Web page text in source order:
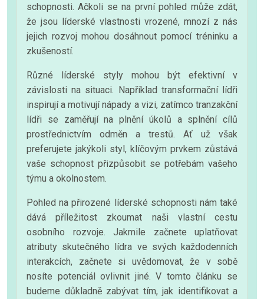
schopnosti. Ačkoli se na první pohled může zdát,
že jsou líderské vlastnosti vrozené, mnozí z nás
jejich rozvoj mohou dosáhnout pomocí tréninku a
zkušeností.
Různé líderské styly mohou být efektivní v
závislosti na situaci. Například transformační lídři
inspirují a motivují nápady a vizi, zatímco tranzakční
lídři se zaměřují na plnění úkolů a splnění cílů
prostřednictvím odměn a trestů. Ať už však
preferujete jakýkoli styl, klíčovým prvkem zůstává
vaše schopnost přizpůsobit se potřebám vašeho
týmu a okolnostem.
Pohled na přirozené líderské schopnosti nám také
dává příležitost zkoumat naši vlastní cestu
osobního rozvoje. Jakmile začnete uplatňovat
atributy skutečného lídra ve svých každodenních
interakcích, začnete si uvědomovat, že v sobě
nosíte potenciál ovlivnit jiné. V tomto článku se
budeme důkladně zabývat tím, jak identifikovat a